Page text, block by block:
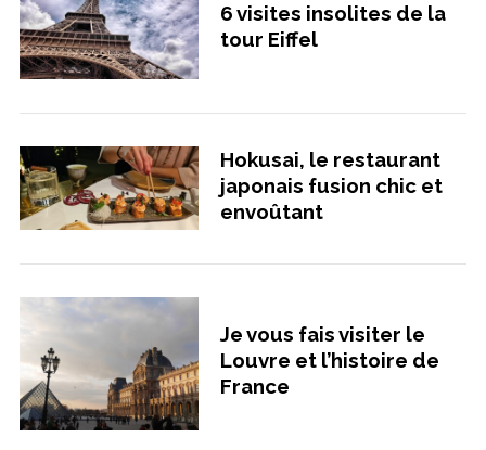
6 visites insolites de la
tour Eiffel
Hokusai, le restaurant
japonais fusion chic et
envoûtant
Je vous fais visiter le
Louvre et l’histoire de
France